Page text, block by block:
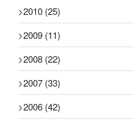
>2010 (25)
>2009 (11)
>2008 (22)
>2007 (33)
>2006 (42)